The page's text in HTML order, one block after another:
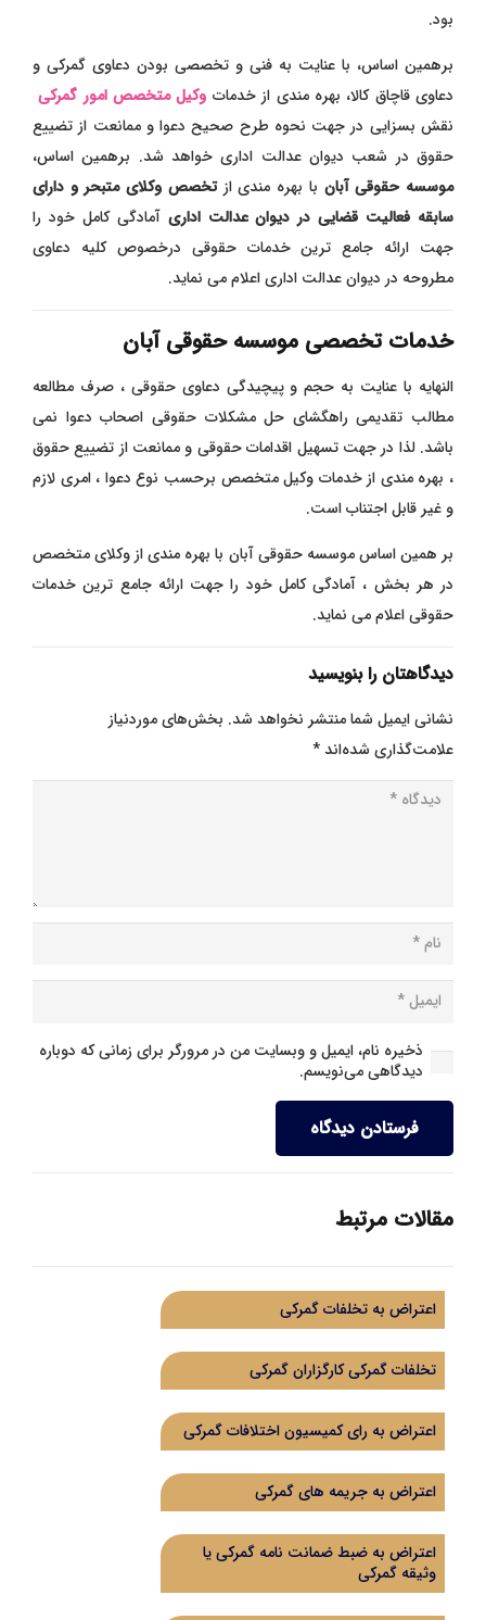
بود.
برهمین اساس، با عنایت به فنی و تخصصی بودن دعاوی گمرکی و
دعاوی قاچاق کالا، بهره مندی از خدمات وکیل متخصص امور گمرکی
نقش بسزایی در جهت نحوه طرح صحیح دعوا و ممانعت از تضییع
حقوق در شعب دیوان عدالت اداری خواهد شد. برهمین اساس،
موسسه حقوقی آبان با بهره مندی ازتخصص وکلای متبحر و دارای
سابقه فعالیت قضایی در دیوان عدالت اداری آمادگی کامل خود را
جهت ارائه جامع ترین خدمات حقوقی درخصوص کلیه دعاوی
مطروحه در دیوان عدالت اداری اعلام می نماید.
خدمات تخصصی موسسه حقوقی آبان
النهایه با عنایت به حجم و پیچیدگی دعاوی حقوقی ، صرف مطالعه
مطالب تقدیمی راهگشای حل مشکلات حقوقی اصحاب دعوا نمی
باشد. لذا در جهت تسهیل اقدامات حقوقی و ممانعت از تضییع حقوق
، بهره مندی از خدمات وکیل متخصص برحسب نوع دعوا ، امری لازم
و غیر قابل اجتناب است.
بر همین اساس موسسه حقوقی آبان با بهره مندی از وکلای متخصص
در هر بخش ، آمادگی کامل خود را جهت ارائه جامع ترین خدمات
حقوقی اعلام می نماید.
دیدگاهتان را بنویسید
نشانی ایمیل شما منتشر نخواهد شد. بخش‌های موردنیاز
علامت‌گذاری شده‌اند*
ذخیره نام، ایمیل و وبسایت من در مرورگر برای زمانی که دوباره
دیدگاهی می‌نویسم.
فرستادن دیدگاه
مقالات مرتبط
اعتراض به تخلفات گمرکی
تخلفات گمرکی کارگزاران گمرکی
اعتراض به رای کمیسیون اختلافات گمرکی
اعتراض به جریمه های گمرکی
اعتراض به ضبط ضمانت نامه گمرکی یا
وثیقه گمرکی